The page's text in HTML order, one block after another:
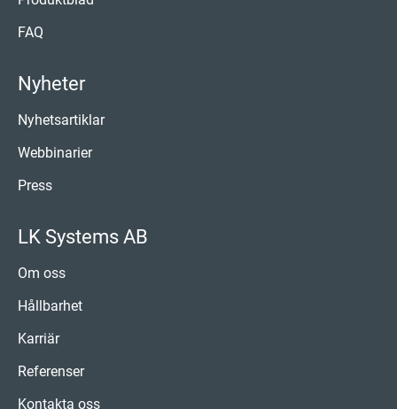
FAQ
Nyheter
Nyhetsartiklar
Webbinarier
Press
LK Systems AB
Om oss
Hållbarhet
Karriär
Referenser
Kontakta oss